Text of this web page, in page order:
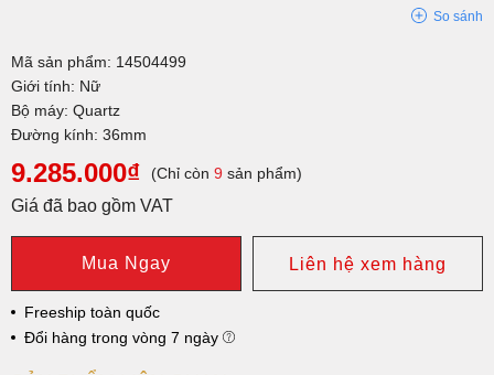
So sánh
Mã sản phẩm: 14504499
Giới tính: Nữ
Bộ máy: Quartz
Đường kính: 36mm
9.285.000₫ (Chỉ còn 9 sản phẩm)
Giá đã bao gồm VAT
Mua Ngay Liên hệ xem hàng
Freeship toàn quốc
Đổi hàng trong vòng 7 ngày